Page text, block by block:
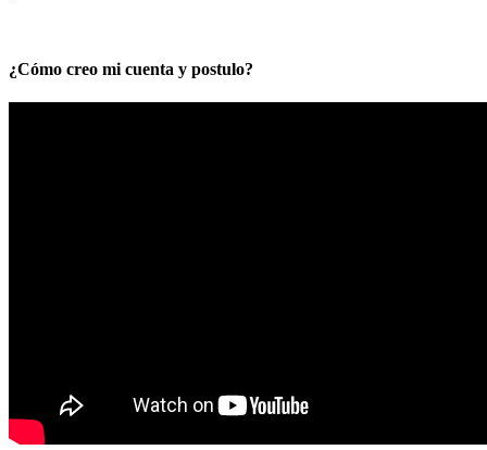
¿Cómo creo mi cuenta y postulo?